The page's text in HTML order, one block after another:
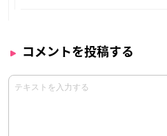
コメントを投稿する